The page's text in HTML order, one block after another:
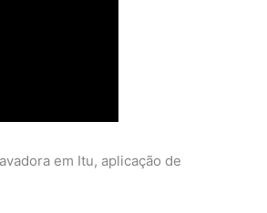
em Itu, aplicação de